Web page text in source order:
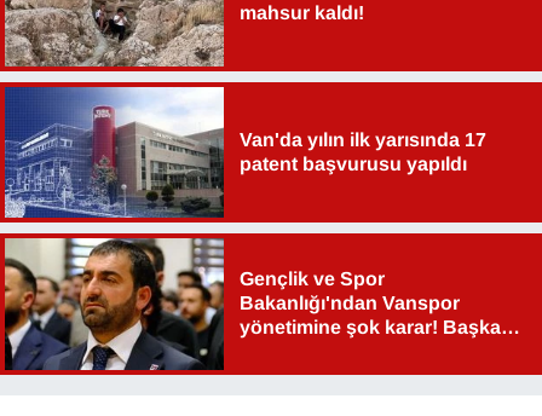
mahsur kaldı!
Van'da yılın ilk yarısında 17
patent başvurusu yapıldı
Gençlik ve Spor
Bakanlığı'ndan Vanspor
yönetimine şok karar! Başkan